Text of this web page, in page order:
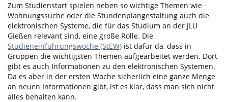
Zum Studienstart spielen neben so wichtige Themen wie
Wohnungssuche oder die Stundenplangestaltung auch die
elektronischen Systeme, die für das Studium an der JLU
Gießen relevant sind, eine große Rolle. Die
Studieneinführungswoche (StEW) ist dafür da, dass in
Gruppen die wichtigsten Themen aufgearbeitet werden. Dort
gibt es auch Informationen zu den elektronischen Systemen.
Da es aber in der ersten Woche sicherlich eine ganze Menge
an neuen Informationen gibt, ist es klar, dass man sich nicht
alles behalten kann.